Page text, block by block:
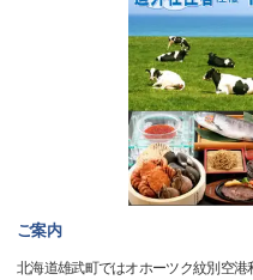
ご案内
北海道雄武町ではオホーツク紋別空港